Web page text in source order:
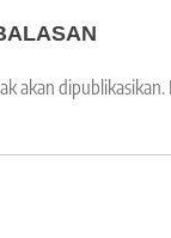
akan dipublikasikan.